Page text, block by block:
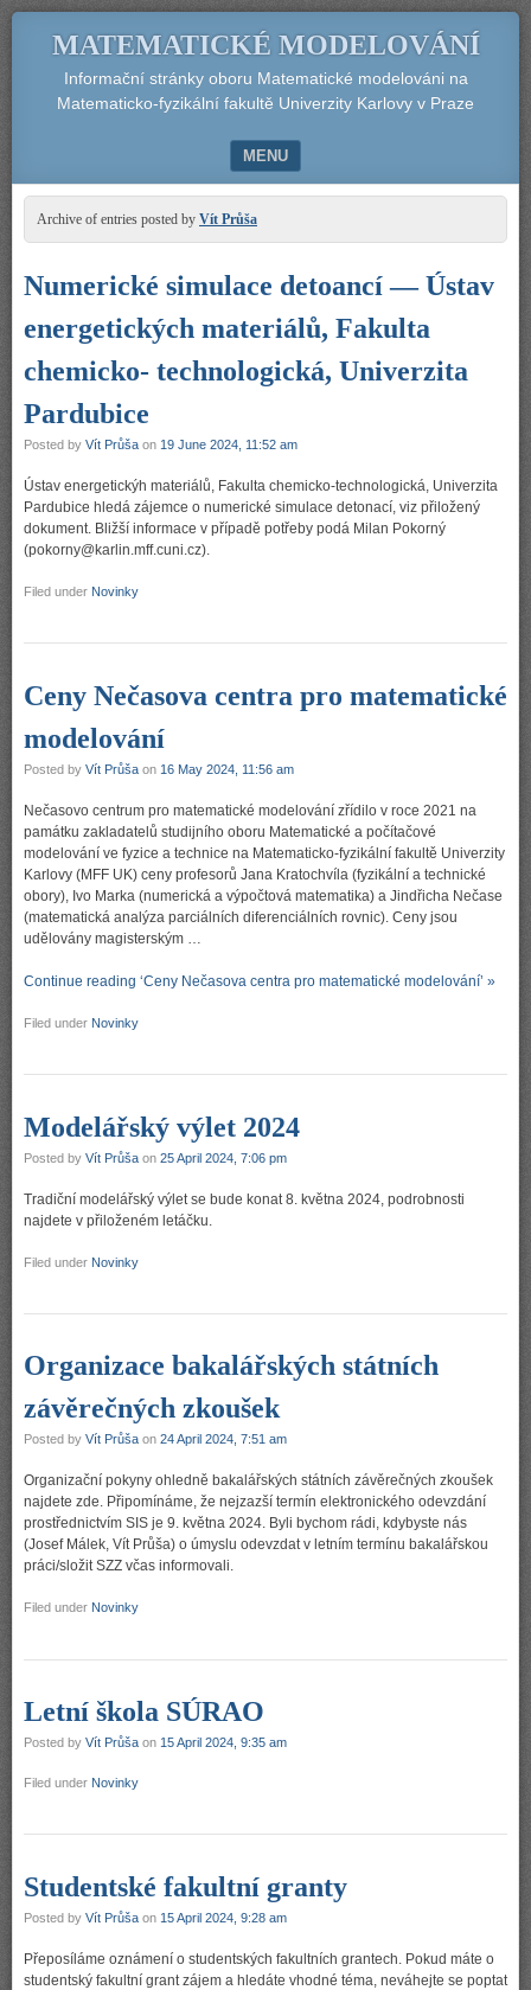
MATEMATICKÉ MODELOVÁNÍ
Informační stránky oboru Matematické modelováni na
Matematicko-fyzikální fakultě Univerzity Karlovy v Praze
MENU
SKIP TO CONTENT
Archive of entries posted by Vít Průša
Numerické simulace detoancí — Ústav
energetických materiálů, Fakulta
chemicko- technologická, Univerzita
Pardubice
Posted by Vít Průša on 19 June 2024, 11:52 am
Ústav energetickýh materiálů, Fakulta chemicko-technologická, Univerzita
Pardubice hledá zájemce o numerické simulace detonací, viz přiložený
dokument. Bližší informace v případě potřeby podá Milan Pokorný
(pokorny@karlin.mff.cuni.cz).
Filed under Novinky
Ceny Nečasova centra pro matematické
modelování
Posted by Vít Průša on 16 May 2024, 11:56 am
Nečasovo centrum pro matematické modelování zřídilo v roce 2021 na
památku zakladatelů studijního oboru Matematické a počítačové
modelování ve fyzice a technice na Matematicko-fyzikální fakultě Univerzity
Karlovy (MFF UK) ceny profesorů Jana Kratochvíla (fyzikální a technické
obory), Ivo Marka (numerická a výpočtová matematika) a Jindřicha Nečase
(matematická analýza parciálních diferenciálních rovnic). Ceny jsou
udělovány magisterským …
Continue reading ‘Ceny Nečasova centra pro matematické modelování’ »
Filed under Novinky
Modelářský výlet 2024
Posted by Vít Průša on 25 April 2024, 7:06 pm
Tradiční modelářský výlet se bude konat 8. května 2024, podrobnosti
najdete v přiloženém letáčku.
Filed under Novinky
Organizace bakalářských státních
závěrečných zkoušek
Posted by Vít Průša on 24 April 2024, 7:51 am
Organizační pokyny ohledně bakalářských státních závěrečných zkoušek
najdete zde. Připomínáme, že nejzazší termín elektronického odevzdání
prostřednictvím SIS je 9. května 2024. Byli bychom rádi, kdybyste nás
(Josef Málek, Vít Průša) o úmyslu odevzdat v letním termínu bakalářskou
práci/složit SZZ včas informovali.
Filed under Novinky
Letní škola SÚRAO
Posted by Vít Průša on 15 April 2024, 9:35 am
Filed under Novinky
Studentské fakultní granty
Posted by Vít Průša on 15 April 2024, 9:28 am
Přeposíláme oznámení o studentských fakultních grantech. Pokud máte o
studentský fakultní grant zájem a hledáte vhodné téma, neváhejte se poptat